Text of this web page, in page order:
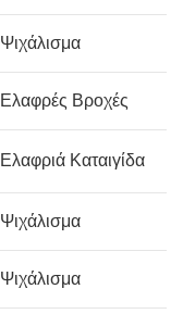
Ψιχάλισμα
Ελαφρές Βροχές
Ελαφριά Καταιγίδα
Ψιχάλισμα
Ψιχάλισμα